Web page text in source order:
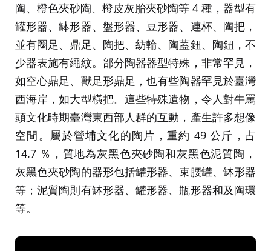
陶、橙色夾砂陶、橙皮灰胎夾砂陶等 4 種，器型有
罐形器、缽形器、盤形器、豆形器、連杯、陶把，
並有圈足、鼎足、陶把、紡輪、陶蓋鈕、陶鈕，不
少器表施有繩紋。部分陶器器型特殊，非常罕見，
如空心鼎足、獸足形鼎足，也有些陶器罕見於臺灣
西海岸，如大型橫把。這些特殊遺物，令人對牛罵
頭文化時期臺灣東西部人群的互動，產生許多想像
空間。屬於營埔文化的陶片，重約 49 公斤，占
14.7 ％，質地為灰黑色夾砂陶和灰黑色泥質陶，
灰黑色夾砂陶的器形包括罐形器、束腰罐、缽形器
等；泥質陶則有缽形器、罐形器、瓶形器和及陶環
等。